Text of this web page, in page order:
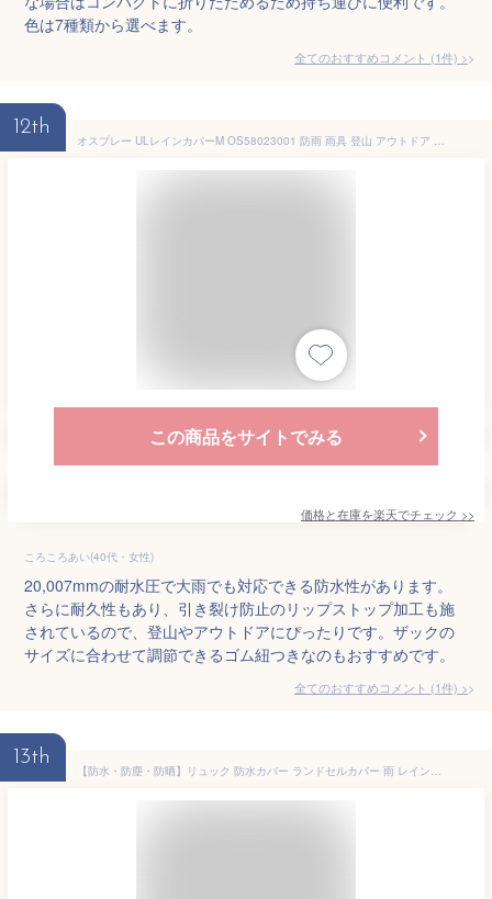
色は7種類から選べます。
全てのおすすめコメント (1件) >
12th
オスプレー ULレインカバーM OS58023001 防雨 雨具 登山 アウトドア キャンプ
この商品をサイトでみる
価格と在庫を楽天でチェック >>
ころころあい(40代・女性)
20,007mmの耐水圧で大雨でも対応できる防水性があります。
さらに耐久性もあり、引き裂け防止のリップストップ加工も施
されているので、登山やアウトドアにぴったりです。ザックの
サイズに合わせて調節できるゴム紐つきなのもおすすめです。
全てのおすすめコメント (1件) >
13th
【防水・防塵・防晒】リュック 防水カバー ランドセルカバー 雨 レインバッグカバー リュックかばー完全防水 人気 登山用リュックカバー 45L対応 190T高密度シルバーコーティング 自転車 登山 通勤 アウトドア対応